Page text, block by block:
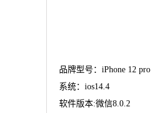
品牌型号：iPhone 12 pro
系统：ios14.4
软件版本:微信8.0.2